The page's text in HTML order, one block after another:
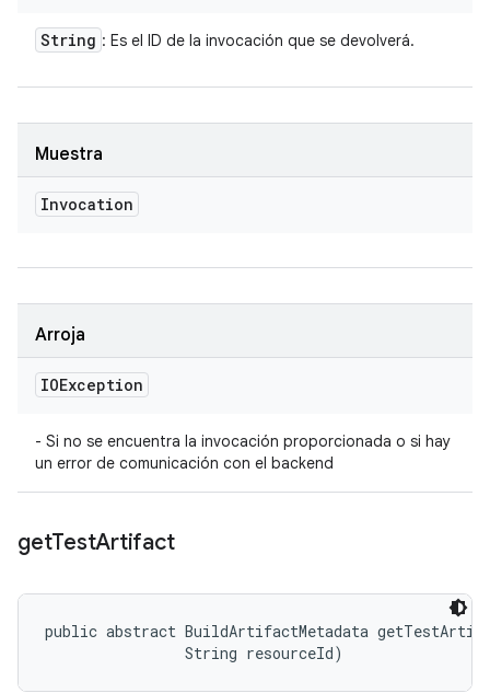
String : Es el ID de la invocación que se devolverá.
Muestra
Invocation
Arroja
IOException
- Si no se encuentra la invocación proporcionada o si hay
un error de comunicación con el backend
getTestArtifact
public abstract BuildArtifactMetadata
                String resourceId)